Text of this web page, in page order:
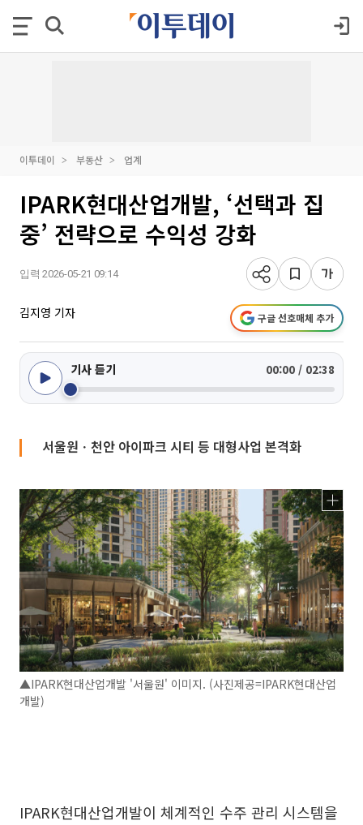
이투데이 부동산 업계
IPARK현대산업개발, ‘선택과 집
중’ 전략으로 수익성 강화
입력 2026-05-21 09:14
김지영 기자 구글 선호매체 추가
기사 듣기 00:00 / 02:38
서울원ㆍ천안 아이파크 시티 등 대형사업 본격화
▲IPARK현대산업개발 '서울원' 이미지. (사진제공=IPARK현대산업
개발)
IPARK현대산업개발이 체계적인 수주 관리 시스템을